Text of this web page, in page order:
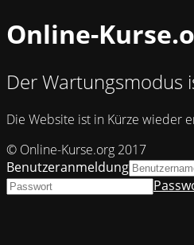
Online-
Der Wartungsmodus
Die Website ist in Kürze wieder
© Online-Kurse.org 2017
Benutzeranmeldung